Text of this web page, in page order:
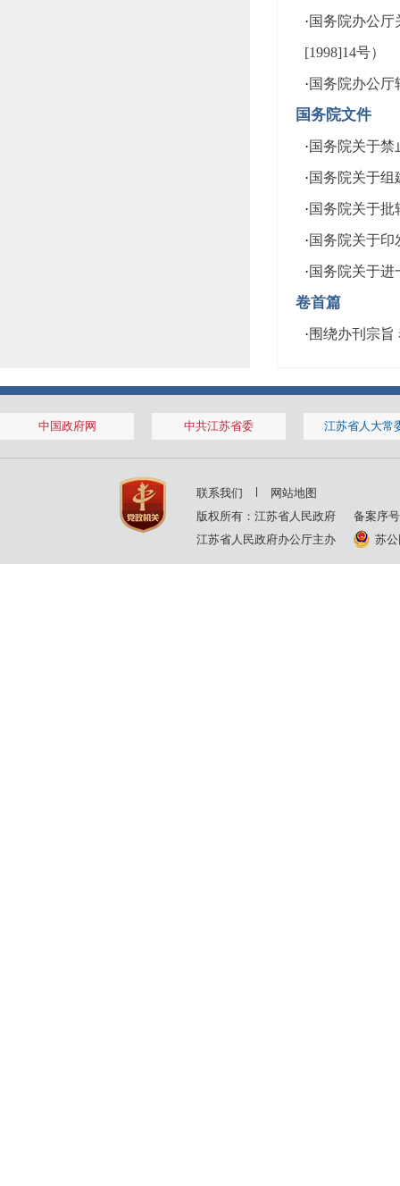
·国务院办公
[1998]14号）
·国务院办公
国务院文件
·国务院关于禁
·国务院关于组
·国务院关于批
·国务院关于印
·国务院关于进
卷首篇
·围绕办刊宗旨
中国政府网 中共江苏省委 江苏省人大常
联系我们
网站地图
版权所有：江苏省人民政府
备案序
江苏省人民政府办公厅主办
苏